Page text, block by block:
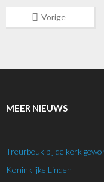
Vorige
MEER NIEUWS
Treurbeuk bij de kerk
Koninklijke Linden